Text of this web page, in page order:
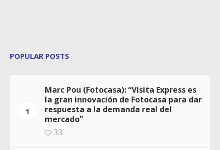
POPULAR POSTS
1
Marc Pou (Fotocasa): “Visita Express es
la gran innovación de Fotocasa para dar
respuesta a la demanda real del
mercado”
33